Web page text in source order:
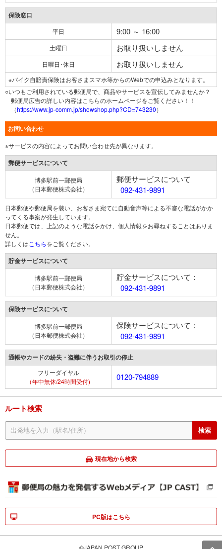
保険窓口
平日 9:00 ～ 16:00
土曜日 お取り扱いしません
日曜日･休日 お取り扱いしません
※バイク自賠責保険はお客さまスマホ等からのWebでの申込みとなります。
○いつもご利用されている郵便局で、商品やサービスを宣伝してみませんか？
郵便局広告の詳しい内容はこちらのホームページをご覧ください！！
（https://www.jp-comm.jp/showshop.php?CD=743230）
お問い合わせ
※サービスの内容によってお問い合わせ先が異なります。
郵便サービスについて
博多駅前一郵便局
（日本郵便株式会社）
郵便サービスについて
092-431-9891
日本郵便や郵便局を装い、お客さま宛てに自動音声等による不審な電話がかか
ってくる事案が発生しています。
日本郵便では、上記のような電話をかけ、個人情報をお尋ねすることはありま
せん。
詳しくは こちらをご覧ください。
貯金サービスについて
博多駅前一郵便局
（日本郵便株式会社）
貯金サービスについて：
092-431-9891
保険サービスについて
博多駅前一郵便局
（日本郵便株式会社）
保険サービスについて：
092-431-9891
通帳やカードの紛失・盗難に伴うお取引の停止
フリーダイヤル
（年中無休/24時間受付)
0120-794889
ルート検索
現在地から検索
PC版はこちら